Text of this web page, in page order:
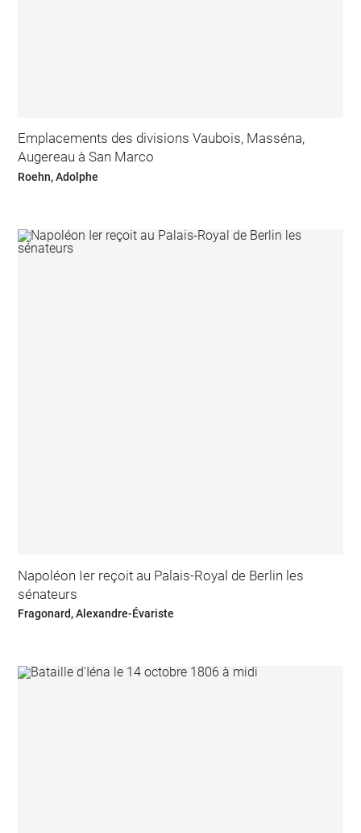
Emplacements des divisions Vaubois, Masséna,
Augereau à San Marco
Roehn, Adolphe
Napoléon Ier reçoit au Palais-Royal de Berlin les
sénateurs
Fragonard, Alexandre-Évariste